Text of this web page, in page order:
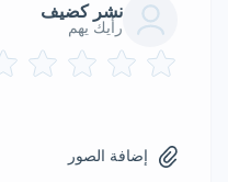
نشر كضيف
رأيك يهم
إضافة الصور